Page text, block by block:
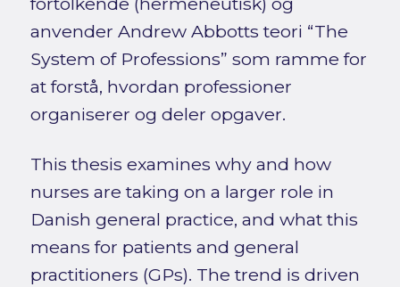
anvender Andrew Abbotts teori “The
System of Professions” som ramme for
at forstå, hvordan professioner
organiserer og deler opgaver.
This thesis examines why and how
nurses are taking on a larger role in
Danish general practice, and what this
means for patients and general
practitioners (GPs). The trend is driven